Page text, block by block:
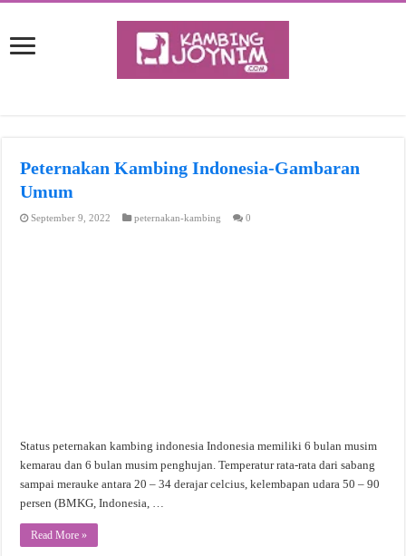
Peternakan Kambing Indonesia-Gambaran
Umum
September 9, 2022 peternakan-kambing 0
Status peternakan kambing indonesia Indonesia memiliki 6 bulan musim
kemarau dan 6 bulan musim penghujan. Temperatur rata-rata dari sabang
sampai merauke antara 20 – 34 derajar celcius, kelembapan udara 50 – 90
persen (BMKG, Indonesia, …
Read More »